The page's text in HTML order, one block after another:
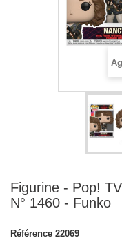
Figurine - Pop!
N° 1460 - Funko
Référence 22069